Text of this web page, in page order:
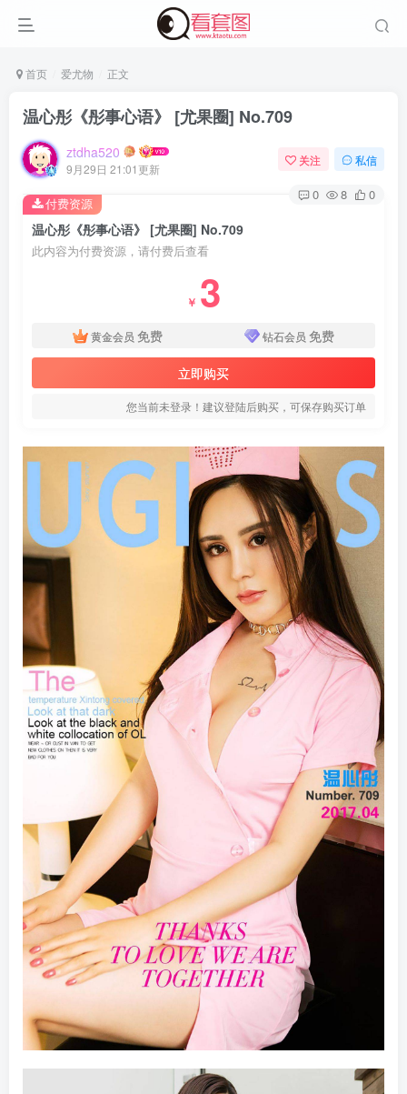
首页 爱尤物 正文
温心彤《彤事心语》 [尤果圈] No.709
ztdha520
9月29日 21:01更新
关注 私信
0 8 0
温心彤《彤事心语》 [尤果圈] No.709
此内容为付费资源，请付费后查看
￥ 3
黄金会员 免费 钻石会员 免费
立即购买
您当前未登录！建议登陆后购买，可保存购买订单
付费资源
没有账号？立即注册
用户名或邮箱
记住登录 找回密码
登录